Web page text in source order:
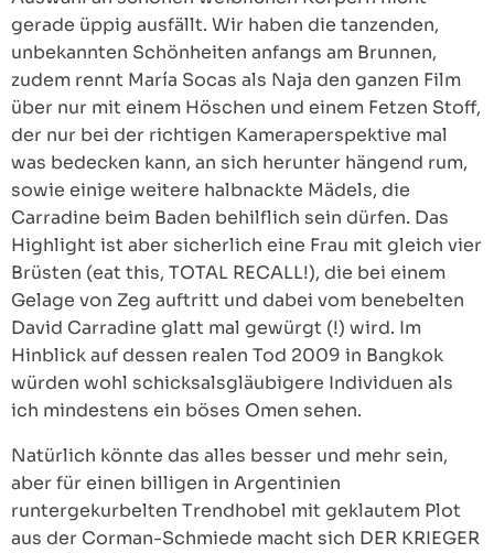
gerade üppig ausfällt. Wir haben die tanzenden,
unbekannten Schönheiten anfangs am Brunnen,
zudem rennt María Socas als Naja den ganzen Film
über nur mit einem Höschen und einem Fetzen Stoff,
der nur bei der richtigen Kameraperspektive mal
was bedecken kann, an sich herunter hängend rum,
sowie einige weitere halbnackte Mädels, die
Carradine beim Baden behilflich sein dürfen. Das
Highlight ist aber sicherlich eine Frau mit gleich vier
Brüsten (eat this, TOTAL RECALL!), die bei einem
Gelage von Zeg auftritt und dabei vom benebelten
David Carradine glatt mal gewürgt (!) wird. Im
Hinblick auf dessen realen Tod 2009 in Bangkok
würden wohl schicksalsgläubigere Individuen als
ich mindestens ein böses Omen sehen.
Natürlich könnte das alles besser und mehr sein,
aber für einen billigen in Argentinien
runtergekurbelten Trendhobel mit geklautem Plot
aus der Corman-Schmiede macht sich DER KRIEGER